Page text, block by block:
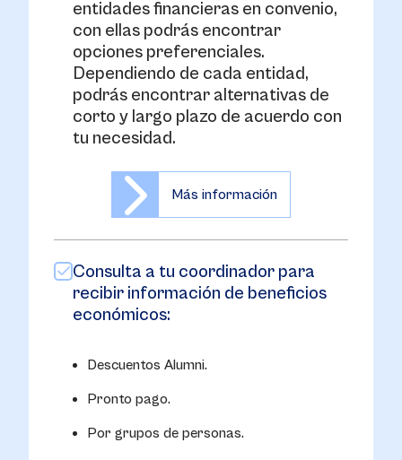
entidades financieras en convenio,
con ellas podrás encontrar
opciones preferenciales.
Dependiendo de cada entidad,
podrás encontrar alternativas de
corto y largo plazo de acuerdo con
tu necesidad.
Más información
Consulta a tu coordinador para
recibir información de beneficios
económicos:
Descuentos Alumni.
Pronto pago.
Por grupos de personas.